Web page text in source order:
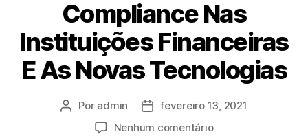
Compliance Nas
Instituições Financeiras
E As Novas Tecnologias​
Por admin
fevereiro 13, 2021
Nenhum comentário